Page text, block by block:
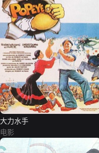
大力水手
电影